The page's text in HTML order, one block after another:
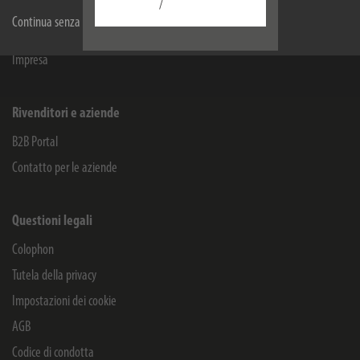
Continua senza accettare
/
Impresa
Rivenditori e aziende
B2B Portal
Contatto per le aziende
Questioni legali
Colophon
Tutela della privacy
Impostazioni dei cookie
AGB
Codice di condotta